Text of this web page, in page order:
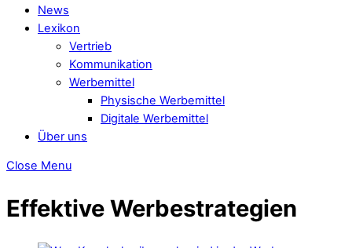
News
Lexikon
Vertrieb
Kommunikation
Werbemittel
Physische Werbemittel
Digitale Werbemittel
Über uns
Close Menu
Effektive Werbestrategien